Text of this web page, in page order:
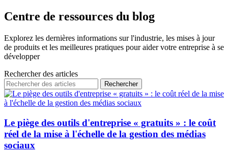
Centre de ressources du blog
Explorez les dernières informations sur l'industrie, les mises à jour
de produits et les meilleures pratiques pour aider votre entreprise à se
développer
Rechercher des articles
Rechercher
Le piège des outils d'entreprise « gratuits » : le coût
réel de la mise à l'échelle de la gestion des médias
sociaux